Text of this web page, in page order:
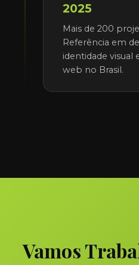
2025
Mais de 200
Referência em
identidade visual
web no Brasil.
Vamos